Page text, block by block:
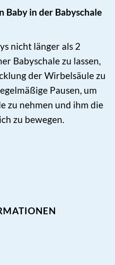
Baby in der Babyschale
nicht länger als 2
Babyschale zu lassen,
der Wirbelsäule zu
Pausen, um
zu nehmen und ihm die
zu bewegen.